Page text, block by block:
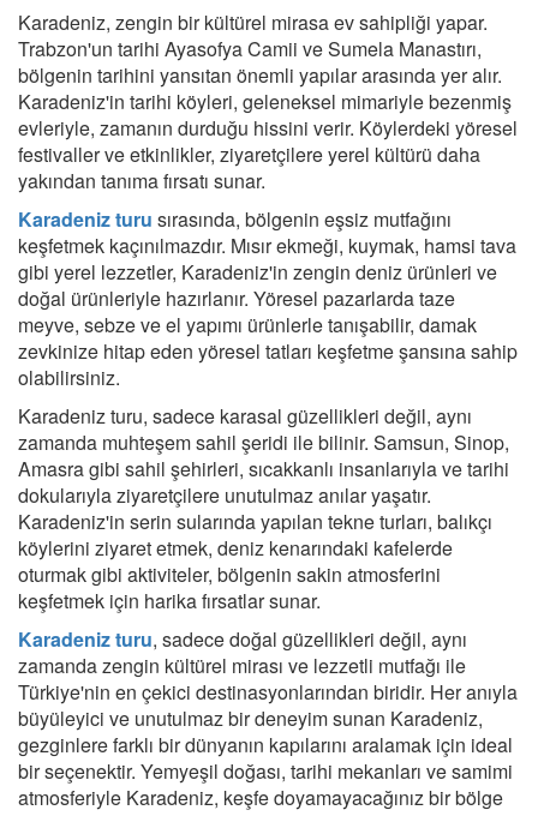
Karadeniz, zengin bir kültürel mirasa ev sahipliği yapar.
Trabzon'un tarihi Ayasofya Camii ve Sumela Manastırı,
bölgenin tarihini yansıtan önemli yapılar arasında yer alır.
Karadeniz'in tarihi köyleri, geleneksel mimariyle bezenmiş
evleriyle, zamanın durduğu hissini verir. Köylerdeki yöresel
festivaller ve etkinlikler, ziyaretçilere yerel kültürü daha
yakından tanıma fırsatı sunar.
Karadeniz turu sırasında, bölgenin eşsiz mutfağını
keşfetmek kaçınılmazdır. Mısır ekmeği, kuymak, hamsi tava
gibi yerel lezzetler, Karadeniz'in zengin deniz ürünleri ve
doğal ürünleriyle hazırlanır. Yöresel pazarlarda taze
meyve, sebze ve el yapımı ürünlerle tanışabilir, damak
zevkinize hitap eden yöresel tatları keşfetme şansına sahip
olabilirsiniz.
Karadeniz turu, sadece karasal güzellikleri değil, aynı
zamanda muhteşem sahil şeridi ile bilinir. Samsun, Sinop,
Amasra gibi sahil şehirleri, sıcakkanlı insanlarıyla ve tarihi
dokularıyla ziyaretçilere unutulmaz anılar yaşatır.
Karadeniz'in serin sularında yapılan tekne turları, balıkçı
köylerini ziyaret etmek, deniz kenarındaki kafelerde
oturmak gibi aktiviteler, bölgenin sakin atmosferini
keşfetmek için harika fırsatlar sunar.
Karadeniz turu, sadece doğal güzellikleri değil, aynı
zamanda zengin kültürel mirası ve lezzetli mutfağı ile
Türkiye'nin en çekici destinasyonlarından biridir. Her anıyla
büyüleyici ve unutulmaz bir deneyim sunan Karadeniz,
gezginlere farklı bir dünyanın kapılarını aralamak için ideal
bir seçenektir. Yemyeşil doğası, tarihi mekanları ve samimi
atmosferiyle Karadeniz, keşfe doyamayacağınız bir bölge